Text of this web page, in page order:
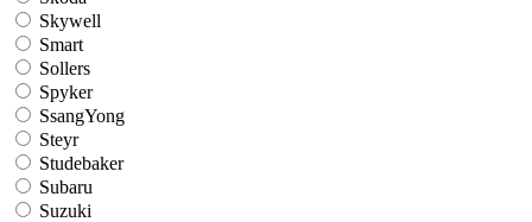
Skywell
Smart
Sollers
Spyker
SsangYong
Steyr
Studebaker
Subaru
Suzuki